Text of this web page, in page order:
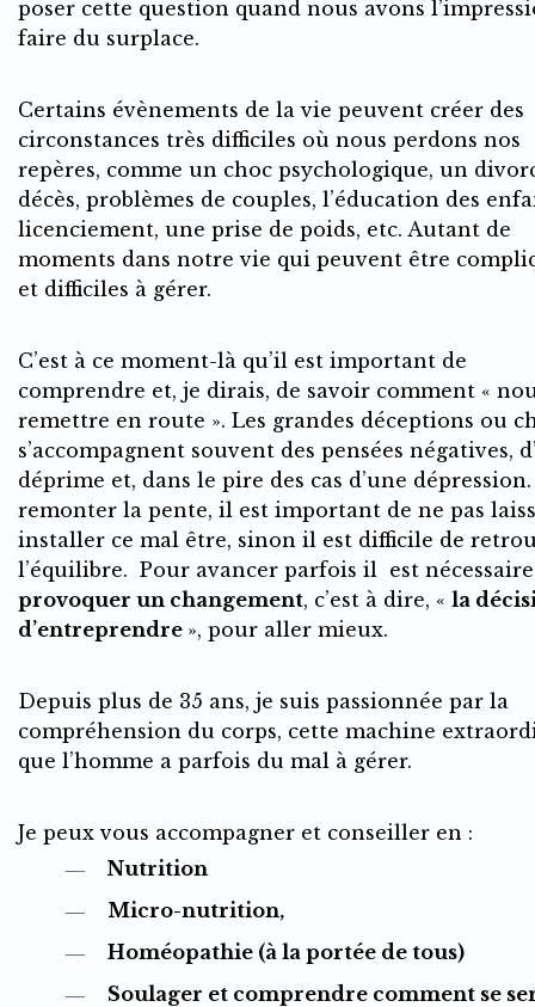
poser cette question quand nous avons
faire du surplace.
Certains évènements de la vie peuvent créer des
circonstances très difficiles où nous perdons nos
repères, comme un choc psychologique, un
décès, problèmes de couples, l’éducation des
licenciement, une prise de poids, etc. Autant de
moments dans notre vie qui peuvent être
et difficiles à gérer.
C’est à ce moment-là qu’il est important de
comprendre et, je dirais, de savoir comment «
remettre en route ». Les grandes déceptions ou
s’accompagnent souvent des pensées négatives,
déprime et, dans le pire des cas d’une
remonter la pente, il est important de ne pas
installer ce mal être, sinon il est difficile de
l’équilibre. Pour avancer parfois il est
provoquer un changement, c’est à dire, « la
d’entreprendre », pour aller mieux.
Depuis plus de 35 ans, je suis passionnée par la
compréhension du corps, cette machine
que l’homme a parfois du mal à gérer.
Je peux vous accompagner et conseiller en :
Nutrition
Micro-nutrition,
Homéopathie (à la portée de tous)
Soulager et comprendre comment se